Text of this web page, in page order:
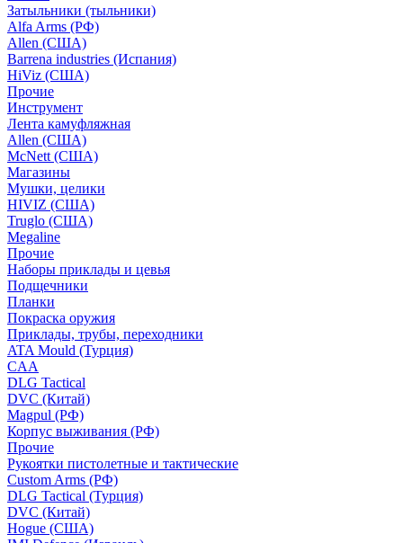
Затыльники (тыльники)
Alfa Arms (РФ)
Allen (США)
Barrena industries (Испания)
HiViz (США)
Прочие
Инструмент
Лента камуфляжная
Allen (США)
McNett (США)
Магазины
Мушки, целики
HIVIZ (США)
Truglo (США)
Megaline
Прочие
Наборы приклады и цевья
Подщечники
Планки
Покраска оружия
Приклады, трубы, переходники
ATA Mould (Турция)
CAA
DLG Tactical
DVC (Китай)
Magpul (РФ)
Корпус выживания (РФ)
Прочие
Рукоятки пистолетные и тактические
Custom Arms (РФ)
DLG Tactical (Турция)
DVC (Китай)
Hogue (США)